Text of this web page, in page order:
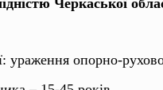
Черкаської
ураження опорно-